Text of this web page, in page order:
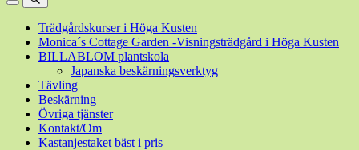
MenySök
Trädgårdskurser i Höga Kusten
Monica´s Cottage Garden -Visningsträdgård i Höga Kusten
BILLABLOM plantskola
Japanska beskärningsverktyg
Tävling
Beskärning
Övriga tjänster
Kontakt/Om
Kastanjestaket bäst i pris